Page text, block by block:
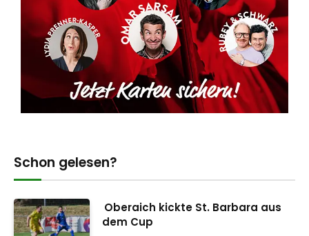
Schon gelesen?
Oberaich kickte St. Barbara aus
dem Cup